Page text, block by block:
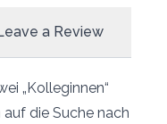
a Review
„Kolleginnen“
die Suche nach